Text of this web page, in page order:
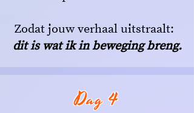
Zodat jouw verhaal uitstraalt:
dit is wat ik in beweging breng.
Dag 4